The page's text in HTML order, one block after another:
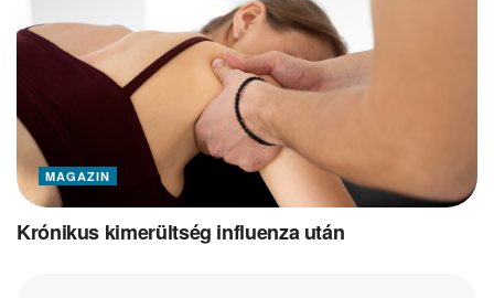
MAGAZIN
Krónikus kimerültség influenza után